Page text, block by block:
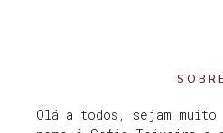
Olá a todos, sejam muito